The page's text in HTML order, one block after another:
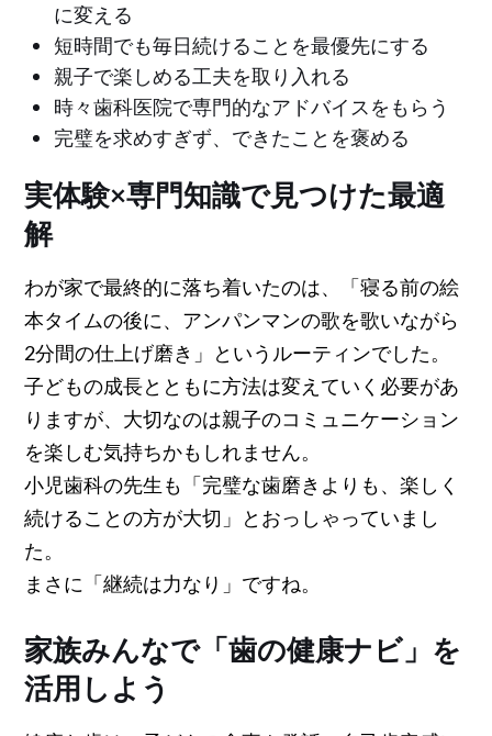
に変える
短時間でも毎日続けることを最優先にする
親子で楽しめる工夫を取り入れる
時々歯科医院で専門的なアドバイスをもらう
完璧を求めすぎず、できたことを褒める
実体験×専門知識で見つけた最適
解
わが家で最終的に落ち着いたのは、「寝る前の絵
本タイムの後に、アンパンマンの歌を歌いながら
2分間の仕上げ磨き」というルーティンでした。
子どもの成長とともに方法は変えていく必要があ
りますが、大切なのは親子のコミュニケーション
を楽しむ気持ちかもしれません。
小児歯科の先生も「完璧な歯磨きよりも、楽しく
続けることの方が大切」とおっしゃっていまし
た。
まさに「継続は力なり」ですね。
家族みんなで「歯の健康ナビ」を
活用しよう